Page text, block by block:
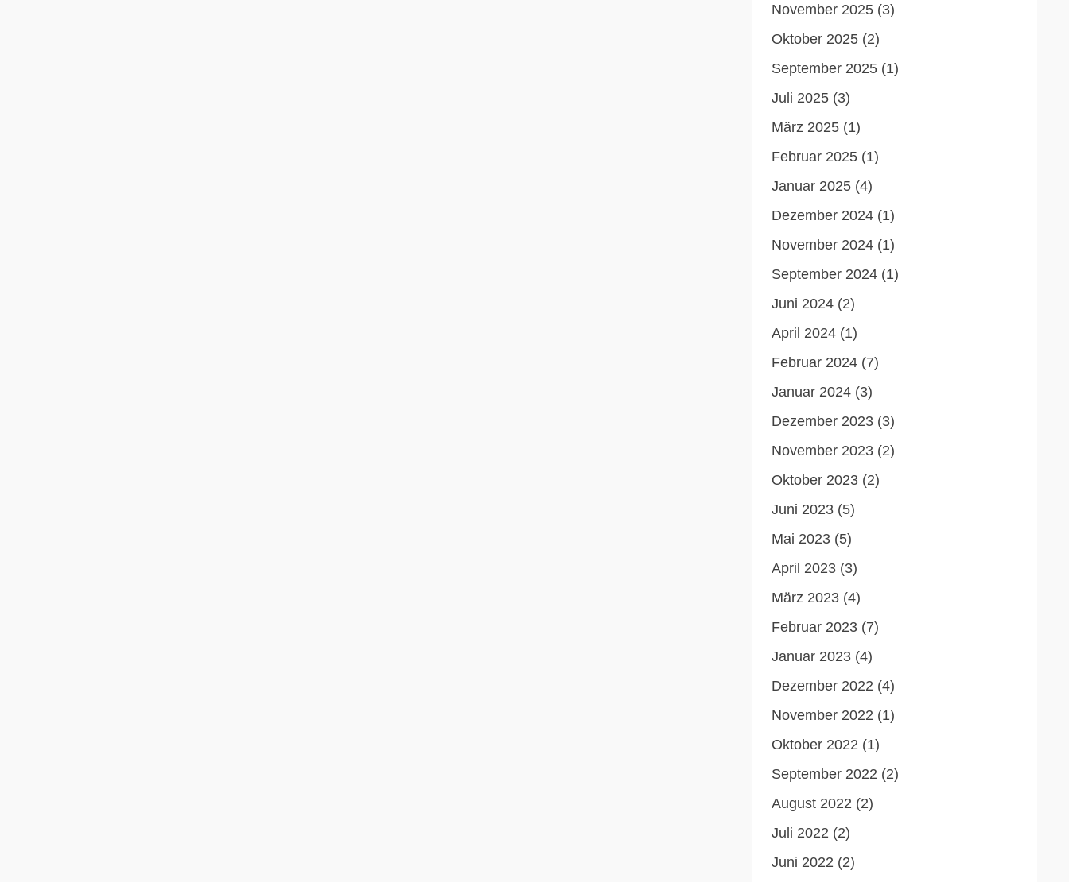
November 2025(3)
Oktober 2025(2)
September 2025(1)
Juli 2025(3)
März 2025(1)
Februar 2025(1)
Januar 2025(4)
Dezember 2024(1)
November 2024(1)
September 2024(1)
Juni 2024(2)
April 2024(1)
Februar 2024(7)
Januar 2024(3)
Dezember 2023(3)
November 2023(2)
Oktober 2023(2)
Juni 2023(5)
Mai 2023(5)
April 2023(3)
März 2023(4)
Februar 2023(7)
Januar 2023(4)
Dezember 2022 (4)
November 2022 (1)
Oktober 2022 (1)
September 2022 (2)
August 2022 (2)
Juli 2022 (2)
Juni 2022 (2)